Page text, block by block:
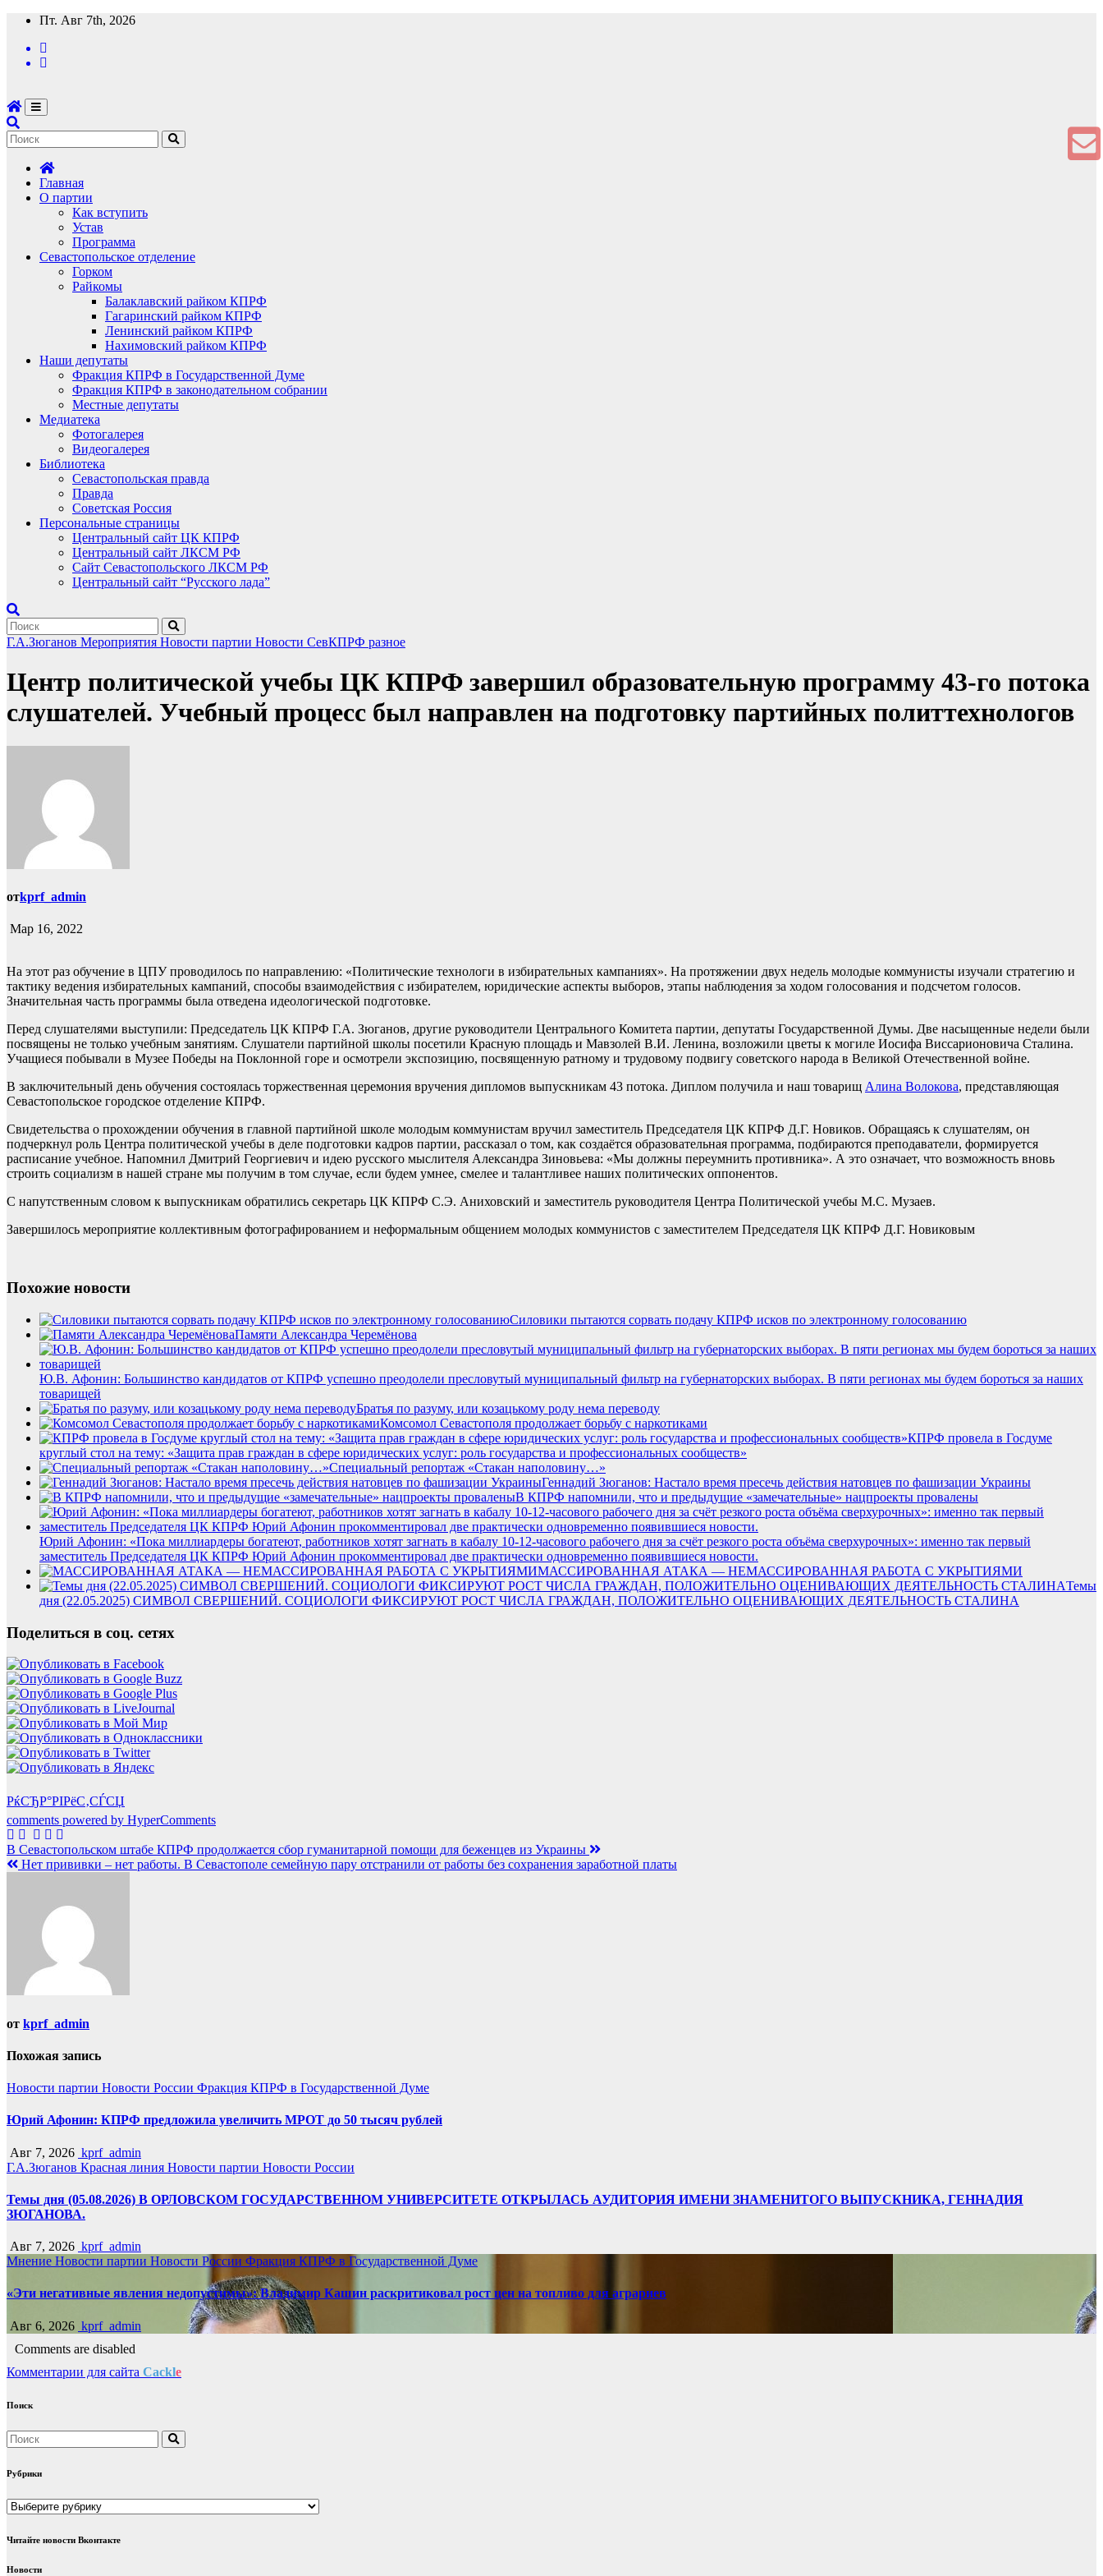
Перейти
содержимому
Пт. Авг 7th, 2026
Главная
О партии
Как вступить
Устав
Программа
Севастопольское отделение
Горком
Райкомы
Балаклавский райком КПРФ
Гагаринский райком КПРФ
Ленинский райком КПРФ
Нахимовский райком КПРФ
Наши депутаты
Фракция КПРФ в Государственной Думе
Фракция КПРФ в законодательном собрании
Местные депутаты
Медиатека
Фотогалерея
Видеогалерея
Библиотека
Севастопольская правда
Правда
Советская Россия
Персональные страницы
Центральный сайт ЦК КПРФ
Центральный сайт ЛКСМ РФ
Сайт Севастопольского ЛКСМ РФ
Центральный сайт “Русского лада”
Г.А.Зюганов Мероприятия Новости партии Новости СевКПРФ разное
Центр политической учебы ЦК КПРФ завершил образовательную программу 43-го потока
слушателей. Учебный процесс был направлен на подготовку партийных политтехнологов
отkprf_admin
Мар 16, 2022
На этот раз обучение в ЦПУ проводилось по направлению: «Политические технологи в избирательных кампаниях». На протяжении двух недель молодые коммунисты изучали стратегию и
тактику ведения избирательных кампаний, способы взаимодействия с избирателем, юридические аспекты выборов, этапы наблюдения за ходом голосования и подсчетом голосов.
Значительная часть программы была отведена идеологической подготовке.
Перед слушателями выступили: Председатель ЦК КПРФ Г.А. Зюганов, другие руководители Центрального Комитета партии, депутаты Государственной Думы. Две насыщенные недели были
посвящены не только учебным занятиям. Слушатели партийной школы посетили Красную площадь и Мавзолей В.И. Ленина, возложили цветы к могиле Иосифа Виссарионовича Сталина.
Учащиеся побывали в Музее Победы на Поклонной горе и осмотрели экспозицию, посвященную ратному и трудовому подвигу советского народа в Великой Отечественной войне.
В заключительный день обучения состоялась торжественная церемония вручения дипломов выпускникам 43 потока. Диплом получила и наш товарищ Алина Волокова, представляющая
Севастопольское городское отделение КПРФ.
Свидетельства о прохождении обучения в главной партийной школе молодым коммунистам вручил заместитель Председателя ЦК КПРФ Д.Г. Новиков. Обращаясь к слушателям, он
подчеркнул роль Центра политической учебы в деле подготовки кадров партии, рассказал о том, как создаётся образовательная программа, подбираются преподаватели, формируется
расписание учебное. Напомнил Дмитрий Георгиевич и идею русского мыслителя Александра Зиновьева: «Мы должны переумнить противника». А это означает, что возможность вновь
строить социализм в нашей стране мы получим в том случае, если будем умнее, смелее и талантливее наших политических оппонентов.
С напутственным словом к выпускникам обратились секретарь ЦК КПРФ С.Э. Аниховский и заместитель руководителя Центра Политической учебы М.С. Музаев.
Завершилось мероприятие коллективным фотографированием и неформальным общением молодых коммунистов с заместителем Председателя ЦК КПРФ Д.Г. Новиковым
Похожие новости
Силовики пытаются сорвать подачу КПРФ исков по электронному голосованию
Памяти Александра Черемёнова
Ю.В. Афонин: Большинство кандидатов от КПРФ успешно преодолели пресловутый муниципальный фильтр на губернаторских выборах. В пяти регионах мы будем бороться за наших
товарищей
Братья по разуму, или козацькому роду нема переводу
Комсомол Севастополя продолжает борьбу с наркотиками
КПРФ провела в Госдуме
круглый стол на тему: «Защита прав граждан в сфере юридических услуг: роль государства и профессиональных сообществ»
Специальный репортаж «Стакан наполовину…»
Геннадий Зюганов: Настало время пресечь действия натовцев по фашизации Украины
В КПРФ напомнили, что и предыдущие «замечательные» нацпроекты провалены
Юрий Афонин: «Пока миллиардеры богатеют, работников хотят загнать в кабалу 10-12-часового рабочего дня за счёт резкого роста объёма сверхурочных»: именно так первый
заместитель Председателя ЦК КПРФ Юрий Афонин прокомментировал две практически одновременно появившиеся новости.
МАССИРОВАННАЯ АТАКА — НЕМАССИРОВАННАЯ РАБОТА С УКРЫТИЯМИ
Темы
дня (22.05.2025) СИМВОЛ СВЕРШЕНИЙ. СОЦИОЛОГИ ФИКСИРУЮТ РОСТ ЧИСЛА ГРАЖДАН, ПОЛОЖИТЕЛЬНО ОЦЕНИВАЮЩИХ ДЕЯТЕЛЬНОСТЬ СТАЛИНА
Поделиться в соц. сетях
РќСЂР°РІРёС‚СЃСЏ
comments powered by HyperComments
Навигация
по
В Севастопольском штабе КПРФ продолжается сбор гуманитарной помощи для беженцев из Украины
Нет прививки – нет работы. В Севастополе семейную пару отстранили от работы без сохранения заработной платы
от kprf_admin
Похожая запись
Новости партии Новости России Фракция КПРФ в Государственной Думе
Юрий Афонин: КПРФ предложила увеличить МРОТ до 50 тысяч рублей
Авг 7, 2026 kprf_admin
Г.А.Зюганов Красная линия Новости партии Новости России
Темы дня (05.08.2026) В ОРЛОВСКОМ ГОСУДАРСТВЕННОМ УНИВЕРСИТЕТЕ ОТКРЫЛАСЬ АУДИТОРИЯ ИМЕНИ ЗНАМЕНИТОГО ВЫПУСКНИКА, ГЕННАДИЯ
ЗЮГАНОВА.
Авг 7, 2026 kprf_admin
Мнение Новости партии Новости России Фракция КПРФ в Государственной Думе
«Эти негативные явления недопустимы»: Владимир Кашин раскритиковал рост цен на топливо для аграриев
Авг 6, 2026 kprf_admin
Comments are disabled
Комментарии для сайта Cackle
Поиск
Рубрики
Рубрики
Читайте новости Вконтакте
Новости